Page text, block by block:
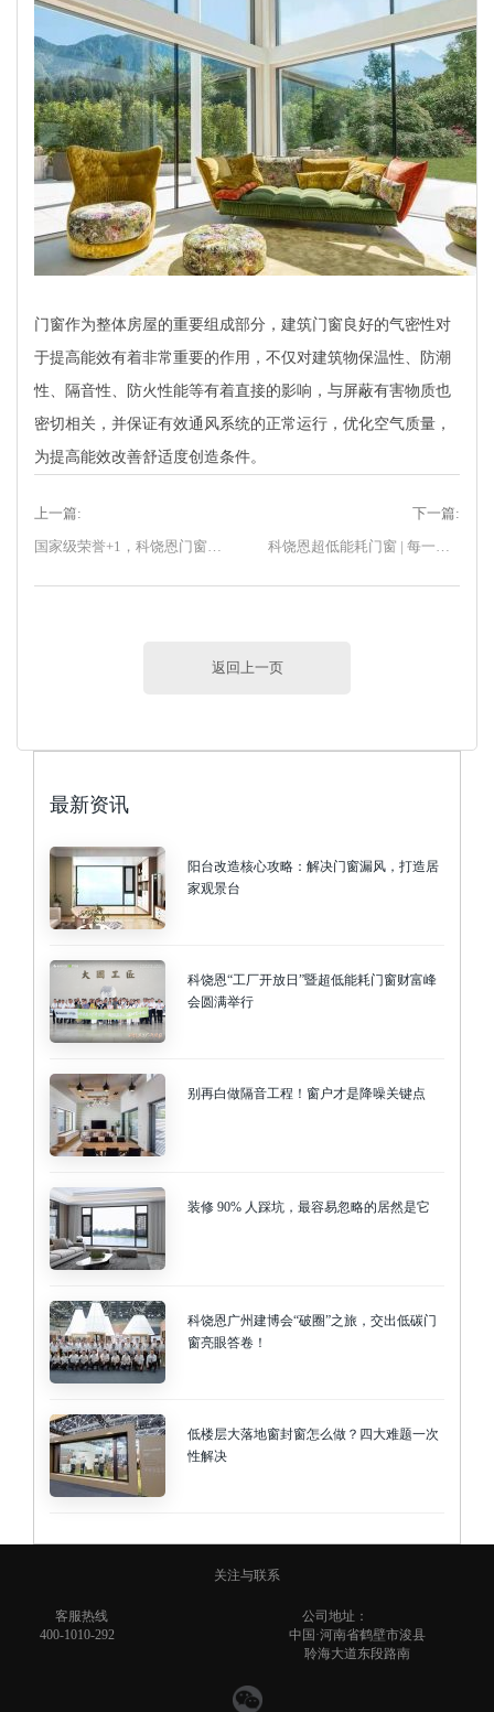
门窗作为整体房屋的重要组成部分，建筑门窗良好的气密性对
于提高能效有着非常重要的作用，不仅对建筑物保温性、防潮
性、隔音性、防火性能等有着直接的影响，与屏蔽有害物质也
密切相关，并保证有效通风系统的正常运行，优化空气质量，
为提高能效改善舒适度创造条件。
上一篇:
国家级荣誉+1，科饶恩门窗荣膺国家级“绿色工厂”称号！
下一篇:
科饶恩超低能耗门窗 | 每一个订单的交付，都铭刻着诚信与专业！
返回上一页
最新资讯
阳台改造核心攻略：解决门窗漏风，打造居
家观景台
科饶恩“工厂开放日”暨超低能耗门窗财富峰
会圆满举行
别再白做隔音工程！窗户才是降噪关键点
装修 90% 人踩坑，最容易忽略的居然是它
科饶恩广州建博会“破圈”之旅，交出低碳门
窗亮眼答卷！
低楼层大落地窗封窗怎么做？四大难题一次
性解决
关注与联系
客服热线
400-1010-292
公司地址：
中国·河南省鹤壁市浚县
聆海大道东段路南